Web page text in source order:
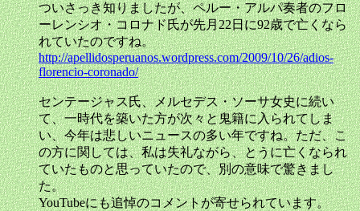
ついさっき知りましたが、ペルー・アルパ奏者のフロ
ーレンシオ・コロナド氏が先月22日に92歳で亡くなら
れていたのですね。
http://apellidosperuanos.wordpress.com/2009/10/26/adios-
florencio-coronado/
センテージャス氏、メルセデス・ソーサ女史に続い
て、一時代を築いた方が次々と鬼籍に入られてしま
い、今年は悲しいニュースの多い年ですね。ただ、こ
の方に関しては、私は失礼ながら、とうに亡くなられ
ていたものと思っていたので、別の意味で驚きまし
た。
YouTubeにも追悼のコメントが寄せられています。